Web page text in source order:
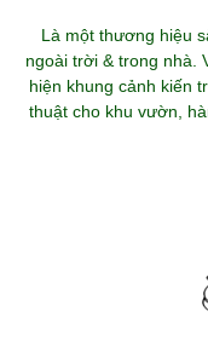
Là một thương hiệu
ngoài trời & trong nhà.
hiện khung cảnh kiến
thuật cho khu vườn,